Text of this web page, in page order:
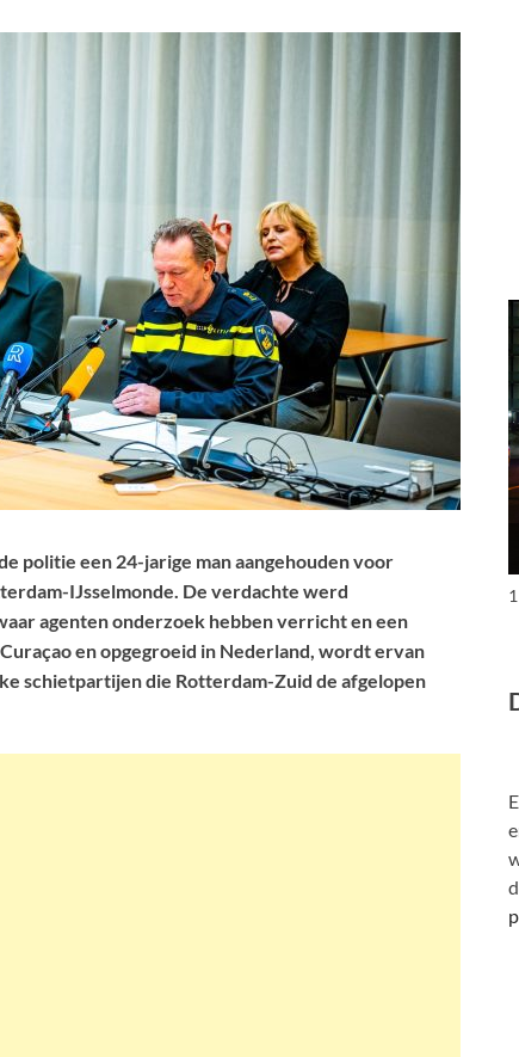
politie een 24-jarige man aangehouden voor
IJsselmonde. De verdachte werd
agenten onderzoek hebben verricht en een
en opgegroeid in Nederland, wordt ervan
schietpartijen die Rotterdam-Zuid de afgelopen